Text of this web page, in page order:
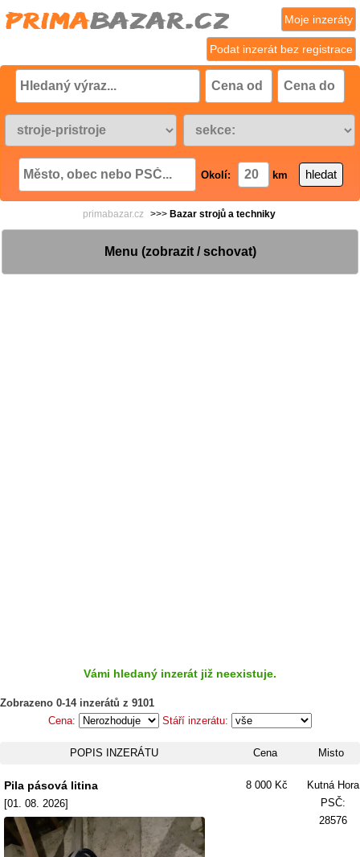
Podat inzerát bez registrace
Moje inzeráty
Okolí: km
primabazar.cz >>> Bazar strojů a techniky
Menu (zobrazit / schovat)
Vámi hledaný inzerát již neexistuje.
Zobrazeno 0-14 inzerátů z 9101
Cena:
Stáří inzerátu:
POPIS INZERÁTU Cena Misto
Pila pásová litina
[01. 08. 2026]
8 000 Kč
Kutná Hora
PSČ:
28576